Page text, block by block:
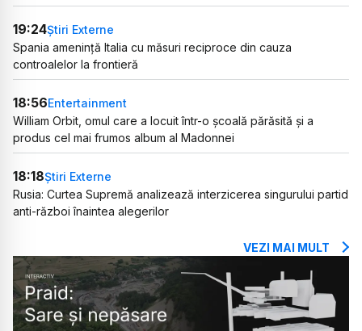
19:24Știri Externe
Spania amenință Italia cu măsuri reciproce din cauza
controalelor la frontieră
18:56Entertainment
William Orbit, omul care a locuit într-o școală părăsită și a
produs cel mai frumos album al Madonnei
18:18Știri Externe
Rusia: Curtea Supremă analizează interzicerea singurului partid
anti-război înaintea alegerilor
VEZI MAI MULT